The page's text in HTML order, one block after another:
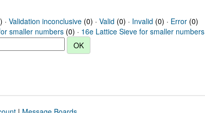
· Validation inconclusive(0) · Valid (0) · Invalid (0) · Error(0)
smaller numbers (0) · 16e Lattice Sieve for smaller numbers